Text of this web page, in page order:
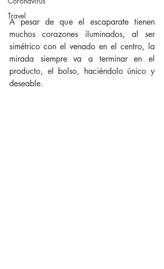
Travel
A pesar de que el escaparate tienen
muchos corazones iluminados, al ser
simétrico con el venado en el centro, la
mirada siempre va a terminar en el
producto, el bolso, haciéndolo único y
deseable.